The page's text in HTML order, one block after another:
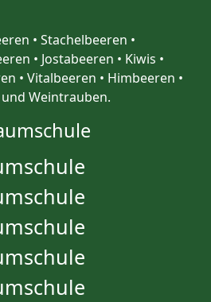
• Stachelbeeren •
• Jostabeeren • Kiwis •
• Vitalbeeren • Himbeeren •
und Weintrauben.